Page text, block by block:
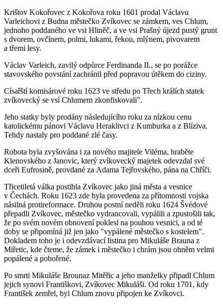
Krištov Kokořovec z Kokořova roku 1601 prodal Václavu
Varleichovi z Budna městečko Zvíkovec se zámkem, ves Chlum,
jednoho poddaného ve vsi Hliněč, a ve vsi Prašný újezd pustý grunt
s dvorem, ovčínem, polmi, lukami, řekou, mlýnem, pivovarem
a třemi lesy.
Václav Varleich, zavilý odpůrce Ferdinanda II., se po porážce
stavovského povstání zachránil před popravou útěkem do ciziny.
Císařští komisárové roku 1623 ve středu po Třech králích statek
zvíkovecký se vsí Chlumem zkonfiskovali".
Jeho statky byly prodány následujícího roku za nízkou cenu
katolickému pánovi Václavu Heraklivci z Kumburka a z Blíziva.
Tehdy nastaly pro poddané zlé časy.
Robota byla zvyšována i za nového majitele Viléma, hraběte
Klenovského z Janovic, který zvíkovecký majetek odevzdal své
dceři Eufrosině, provdané za Adama Tejřovského, pána na Chříči.
Třicetiletá válka postihla Zvíkovec jako jiná města a vesnice
v Čechách. Roku 1623 zde byla provedena za přítomnosti vojska
násilná protireformace. Druhou postní neděli roku 1624 Švédové
přepadli Zvíkovec, městečko vydrancovali, vypálili a zpustošili tak,
že po svém novém obnovení poklesl na pouhou vesnici, a od té
doby se připomíná již jen jako "vypálené městečko s kostelem".
Dokladem toho je i odevzdávací listina pro Mikuláše Brauna z
Miřetic, kde čteme, že zámek i městečko i chrám jsou ohněm velmi
popálené a pobořené.
Po smrti Mikuláše Brounaz Mitěřic a jeho manželky připadl Chlum
jejich synovi Františkovi, Zvíkovec Mikuláši. Od roku 1701, kdy
František zemřel, byl Chlum znovu připojen ke Zvíkovci.